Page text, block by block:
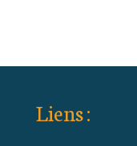
Liens :